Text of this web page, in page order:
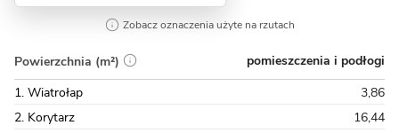
Zobacz oznaczenia użyte na rzutach
Powierzchnia (m²)
pomieszczenia i podłogi
1. Wiatrołap
3,86
2. Korytarz
16,44